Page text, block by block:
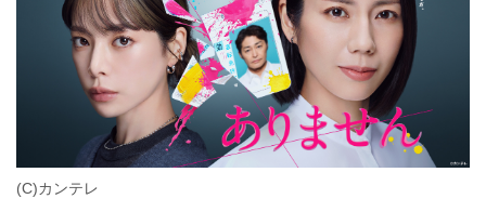
(C)カンテレ